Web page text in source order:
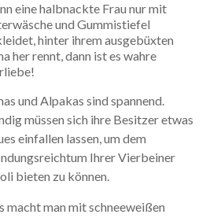
eine halbnackte Frau nur mit
und Gummistiefel
hinter ihrem ausgebüxten
her rennt, dann ist es wahre
und Alpakas sind spannend.
müssen sich ihre Besitzer etwas
einfallen lassen, um dem
Ihrer Vierbeiner
bieten zu können.
macht man mit schneeweißen